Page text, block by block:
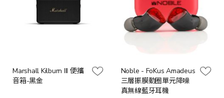
Marshall Kilburn III 便攜
音箱-黑金
Noble - FoKus Amadeus
三層振膜動圈單元降噪
真無線藍牙耳機